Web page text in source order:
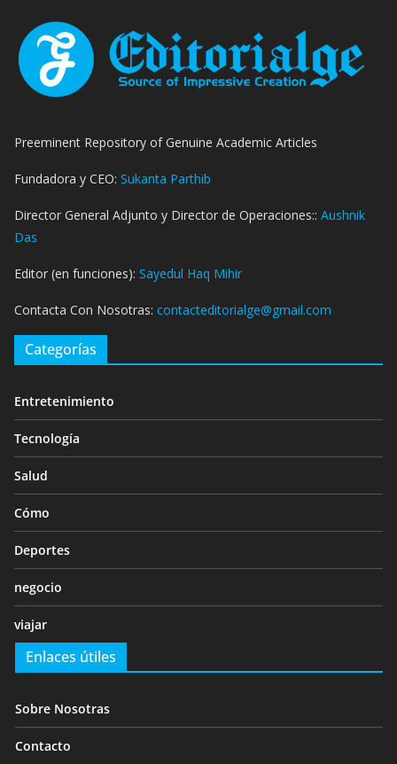
Preeminent Repository of Genuine Academic Articles
Fundadora y CEO: Sukanta Parthib
Director General Adjunto y Director de Operaciones:: Aushnik
Das
Editor (en funciones): Sayedul Haq Mihir
Contacta Con Nosotras: contacteditorialge@gmail.com
Categorías
Entretenimiento
Tecnología
Salud
Cómo
Deportes
negocio
viajar
Enlaces útiles
Sobre Nosotras
Contacto